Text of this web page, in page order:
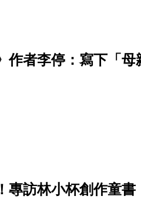
作者李停：寫下「
專訪林小杯創作童